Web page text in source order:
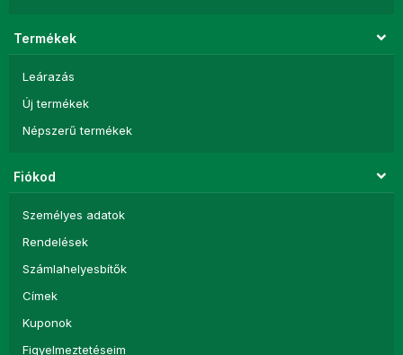
Termékek
Leárazás
Új termékek
Népszerű termékek
Fiókod
Személyes adatok
Rendelések
Számlahelyesbítők
Címek
Kuponok
Figyelmeztetéseim